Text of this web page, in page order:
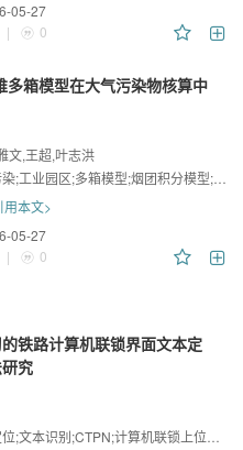
05-27
| 0
多箱模型在大气污染物核算中
文,王超,叶志洪
;工业园区;多箱模型;烟团积分模型;环境容量
用本文>
05-27
| 0
铁路计算机联锁界面文本定
究
本识别;CTPN;计算机联锁上位机界面;AlexNet